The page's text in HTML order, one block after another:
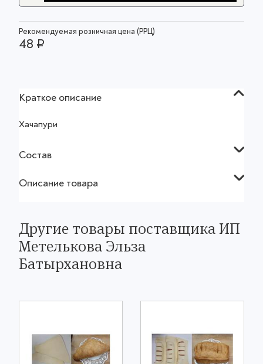
Рекомендуемая розничная цена (РРЦ)
48 ₽
Краткое описание
Хачапури
Состав
Описание товара
Другие товары поставщика ИП
Метелькова Эльза
Батырхановна